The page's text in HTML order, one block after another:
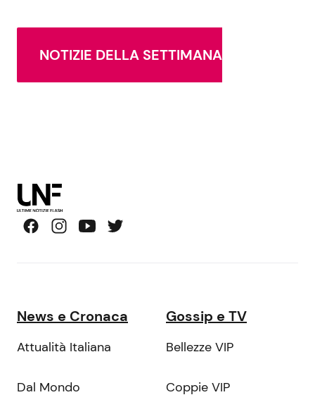
NOTIZIE DELLA SETTIMANA
News e Cronaca
Attualità Italiana
Dal Mondo
Gossip e TV
Bellezze VIP
Coppie VIP